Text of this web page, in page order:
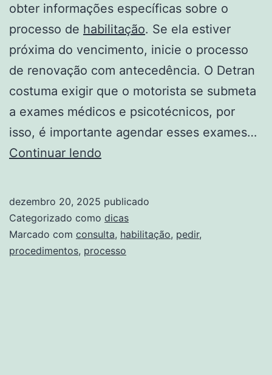
obter informações específicas sobre o
processo de habilitação. Se ela estiver
próxima do vencimento, inicie o processo
de renovação com antecedência. O Detran
costuma exigir que o motorista se submeta
a exames médicos e psicotécnicos, por
isso, é importante agendar esses exames…
Continuar lendo
EM
PROCESSO:
CONSULTA
dezembro 20, 2025 publicado
Categorizado como dicas
Marcado com consulta, habilitação, pedir,
procedimentos, processo